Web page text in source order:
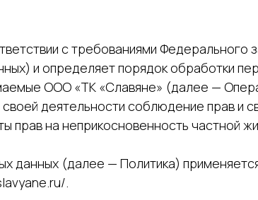
с требованиями Федерального
и определяет порядок обработки
ООО «ТК «Славяне» (далее —
деятельности соблюдение прав и
прав на неприкосновенность частной
данных (далее — Политика)
.